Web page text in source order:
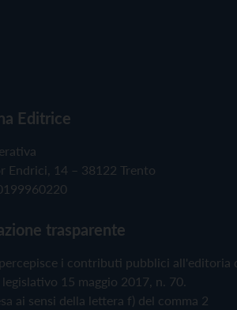
Editrice
Endrici, 14 – 38122 Trento
trasparente
i contributi pubblici all'editoria
15 maggio 2017, n. 70.
ai sensi della lettera f) del comma 2